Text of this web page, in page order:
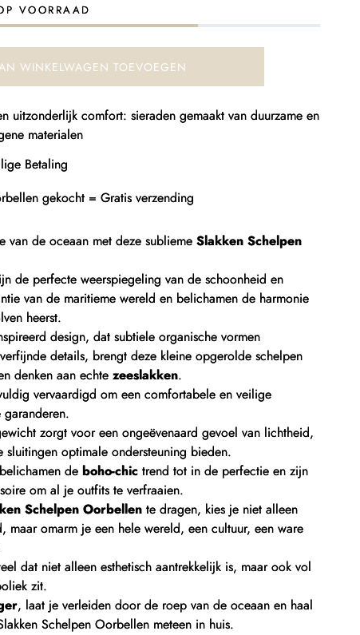
VOORRAAD
WINKELWAGEN TOEVOEGEN
uitzonderlijk comfort: sieraden gemaakt van duurzame en
materialen
Betaling
gekocht = Gratis verzending
van de oceaan met deze subliemeSlakken Schelpen
de perfecte weerspiegeling van de schoonheid en
van de maritieme wereld en belichamen de harmonie
heerst.
design, dat subtiele organische vormen
details, brengt deze kleine opgerolde schelpen
denken aan echtezeeslakken.
vervaardigd om een comfortabele en veilige
zorgt voor een ongeëvenaard gevoel van lichtheid,
sluitingen optimale ondersteuning bieden.
deboho-chic trend tot in de perfectie en zijn
om al je outfits te verfraaien.
Schelpen Oorbellen te dragen, kies je niet alleen
maar omarm je een hele wereld, een cultuur, een ware
dat niet alleen esthetisch aantrekkelijk is, maar ook vol
zit.
, laat je verleiden door de roep van de oceaan en haal
Schelpen Oorbellen meteen in huis.